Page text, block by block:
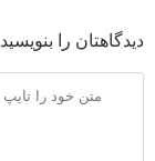
دیدگاهتان را بنویسید